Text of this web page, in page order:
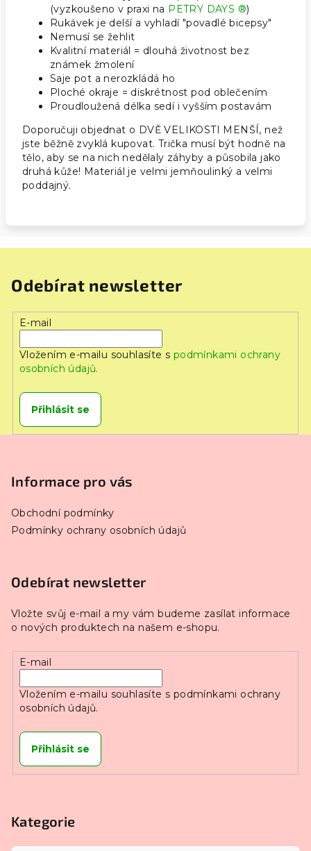
(vyzkoušeno v praxi na PETRY DAYS ®)
Rukávek je delší a vyhladí "povadlé bicepsy"
Nemusí se žehlit
Kvalitní materiál = dlouhá životnost bez
známek žmolení
Saje pot a nerozkládá ho
Ploché okraje = diskrétnost pod oblečením
Proudloužená délka sedí i vyšším postavám
Doporučuji objednat o DVĚ VELIKOSTI MENŠÍ, než
jste běžně zvyklá kupovat. Trička musí být hodně na
tělo, aby se na nich nedělaly záhyby a působila jako
druhá kůže! Materiál je velmi jemňoulinký a velmi
poddajný.
Odebírat newsletter
E-mail
Vložením e-mailu souhlasíte s podmínkami ochrany
osobních údajů.
Přihlásit se
Informace pro vás
Obchodní podmínky
Podmínky ochrany osobních údajů
Odebírat newsletter
Vložte svůj e-mail a my vám budeme zasílat informace
o nových produktech na našem e-shopu.
E-mail
Vložením e-mailu souhlasíte s podmínkami ochrany
osobních údajů.
Přihlásit se
Kategorie